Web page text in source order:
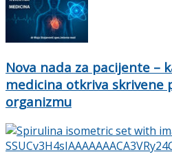
Nova nada za pacijente –
medicina otkriva skrivene
organizmu